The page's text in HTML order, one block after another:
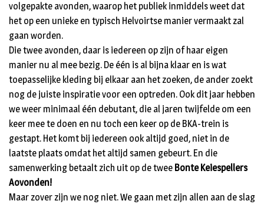
volgepakte avonden, waarop het publiek inmiddels weet dat
het op een unieke en typisch Helvoirtse manier vermaakt zal
gaan worden.
Die twee avonden, daar is iedereen op zijn of haar eigen
manier nu al mee bezig. De één is al bijna klaar en is wat
toepasselijke kleding bij elkaar aan het zoeken, de ander zoekt
nog de juiste inspiratie voor een optreden. Ook dit jaar hebben
we weer minimaal één debutant, die al jaren twijfelde om een
keer mee te doen en nu toch een keer op de BKA-trein is
gestapt. Het komt bij iedereen ook altijd goed, niet in de
laatste plaats omdat het altijd samen gebeurt. En die
samenwerking betaalt zich uit op de twee Bonte Keiespellers
Aovonden!
Maar zover zijn we nog niet. We gaan met zijn allen aan de slag